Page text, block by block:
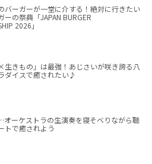
バーガーが一堂に介する！絶対に行きたい
ーの祭典「JAPAN BURGER
2026」
生きもの」は最強！あじさいが咲き誇る八
ダイスで癒されたい♪
オーケストラの生演奏を寝そべりながら聴
トで癒されよう